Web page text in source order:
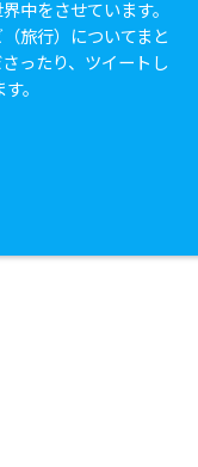
中をさせています。
旅行）についてまと
ったり、ツイートし
。